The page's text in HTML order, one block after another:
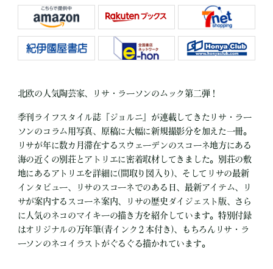
北欧の人気陶芸家、リサ・ラーソンのムック第二弾！
季刊ライフスタイル誌『ジョルニ』が連載してきたリサ・ラー
ソンのコラム用写真、原稿に大幅に新規撮影分を加えた一冊。
リサが年に数カ月滞在するスウェーデンのスコーネ地方にある
海の近くの別荘とアトリエに密着取材してきました。別荘の敷
地にあるアトリエを詳細に(間取り図入り)、そしてリサの最新
インタビュー、リサのスコーネでのある日、最新アイテム、リ
サが案内するスコーネ案内、リサの歴史ダイジェスト版、さら
に人気のネコのマイキーの描き方を紹介しています。特別付録
はオリジナルの万年筆(青インク２本付き)、もちろんリサ・ラ
ーソンのネコイラストがぐるぐる描かれています。